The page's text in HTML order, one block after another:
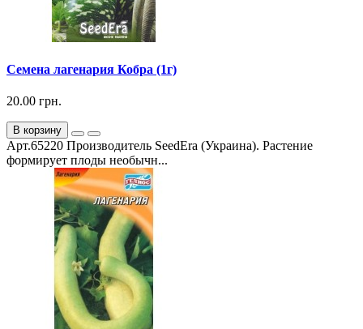
Семена лагенария Кобра (1г)
20.00 грн.
В корзину
Арт.65220 Производитель SeedEra (Украина). Растение
формирует плоды необычн...